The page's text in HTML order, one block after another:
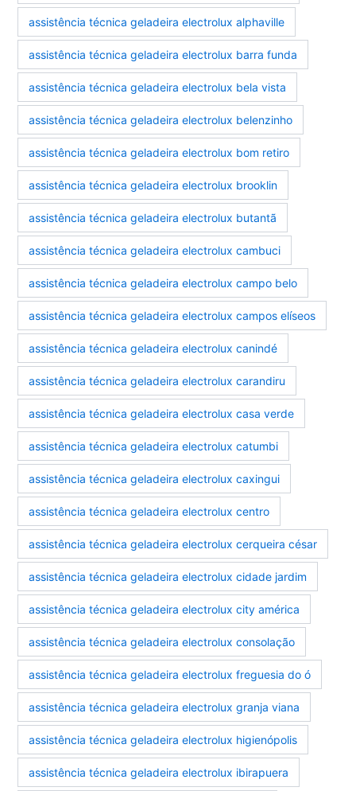
assistência técnica geladeira electrolux alphaville
assistência técnica geladeira electrolux barra funda
assistência técnica geladeira electrolux bela vista
assistência técnica geladeira electrolux belenzinho
assistência técnica geladeira electrolux bom retiro
assistência técnica geladeira electrolux brooklin
assistência técnica geladeira electrolux butantã
assistência técnica geladeira electrolux cambuci
assistência técnica geladeira electrolux campo belo
assistência técnica geladeira electrolux campos elíseos
assistência técnica geladeira electrolux canindé
assistência técnica geladeira electrolux carandiru
assistência técnica geladeira electrolux casa verde
assistência técnica geladeira electrolux catumbi
assistência técnica geladeira electrolux caxingui
assistência técnica geladeira electrolux centro
assistência técnica geladeira electrolux cerqueira césar
assistência técnica geladeira electrolux cidade jardim
assistência técnica geladeira electrolux city américa
assistência técnica geladeira electrolux consolação
assistência técnica geladeira electrolux freguesia do ó
assistência técnica geladeira electrolux granja viana
assistência técnica geladeira electrolux higienópolis
assistência técnica geladeira electrolux ibirapuera